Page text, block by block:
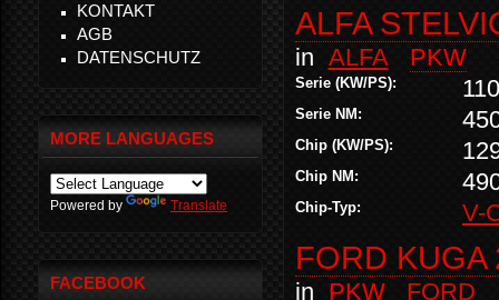
ALFA
in ALFA PKW
Serie (KW/PS):
Serie NM:
Chip (KW/PS):
Chip NM:
Chip-Typ: V-
FORD KUGA
in PKW FORD
KONTAKT
AGB
DATENSCHUTZ
MORE LANGUAGES
Powered by Translate
FACEBOOK